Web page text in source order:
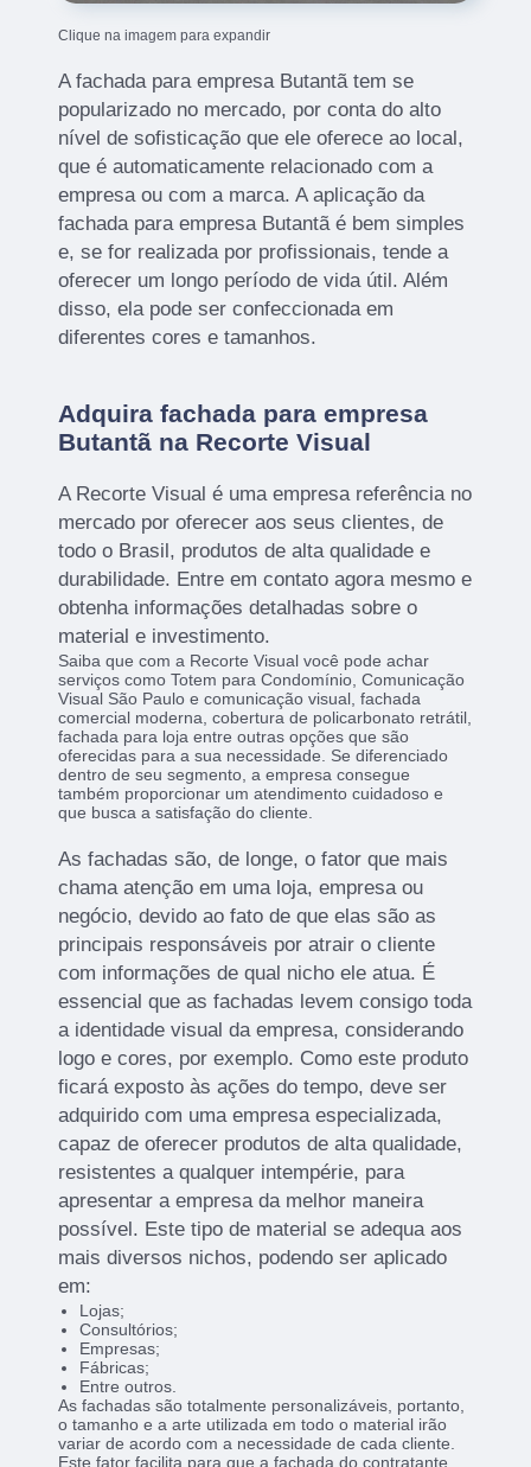
Clique na imagem para expandir
A fachada para empresa Butantã tem se
popularizado no mercado, por conta do alto
nível de sofisticação que ele oferece ao local,
que é automaticamente relacionado com a
empresa ou com a marca. A aplicação da
fachada para empresa Butantã é bem simples
e, se for realizada por profissionais, tende a
oferecer um longo período de vida útil. Além
disso, ela pode ser confeccionada em
diferentes cores e tamanhos.
Adquira fachada para empresa
Butantã na Recorte Visual
A Recorte Visual é uma empresa referência no
mercado por oferecer aos seus clientes, de
todo o Brasil, produtos de alta qualidade e
durabilidade. Entre em contato agora mesmo e
obtenha informações detalhadas sobre o
material e investimento.
Saiba que com a Recorte Visual você pode achar
serviços como Totem para Condomínio, Comunicação
Visual São Paulo e comunicação visual, fachada
comercial moderna, cobertura de policarbonato retrátil,
fachada para loja entre outras opções que são
oferecidas para a sua necessidade. Se diferenciado
dentro de seu segmento, a empresa consegue
também proporcionar um atendimento cuidadoso e
que busca a satisfação do cliente.
As fachadas são, de longe, o fator que mais
chama atenção em uma loja, empresa ou
negócio, devido ao fato de que elas são as
principais responsáveis por atrair o cliente
com informações de qual nicho ele atua. É
essencial que as fachadas levem consigo toda
a identidade visual da empresa, considerando
logo e cores, por exemplo. Como este produto
ficará exposto às ações do tempo, deve ser
adquirido com uma empresa especializada,
capaz de oferecer produtos de alta qualidade,
resistentes a qualquer intempérie, para
apresentar a empresa da melhor maneira
possível. Este tipo de material se adequa aos
mais diversos nichos, podendo ser aplicado
em:
Lojas;
Consultórios;
Empresas;
Fábricas;
Entre outros.
As fachadas são totalmente personalizáveis, portanto,
o tamanho e a arte utilizada em todo o material irão
variar de acordo com a necessidade de cada cliente.
Este fator facilita para que a fachada do contratante